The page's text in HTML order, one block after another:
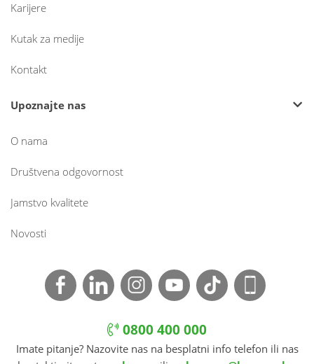
Karijere
Kutak za medije
Kontakt
Upoznajte nas
O nama
Društvena odgovornost
Jamstvo kvalitete
Novosti
0800 400 000
Imate pitanje? Nazovite nas na besplatni info telefon ili nas